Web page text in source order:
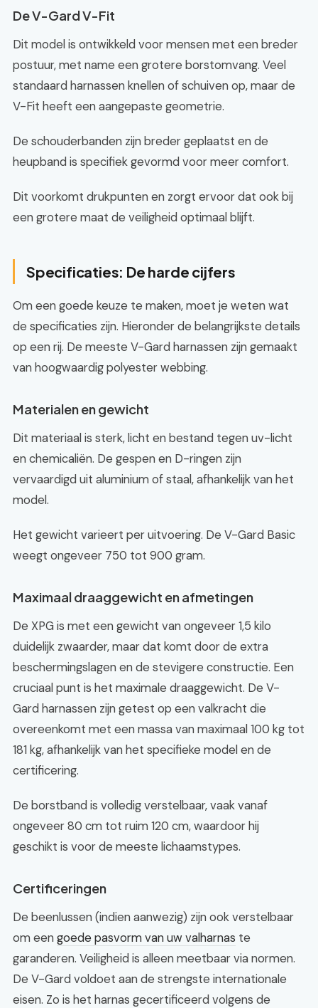
De V-Gard V-Fit
Dit model is ontwikkeld voor mensen met een breder
postuur, met name een grotere borstomvang. Veel
standaard harnassen knellen of schuiven op, maar de
V-Fit heeft een aangepaste geometrie.
De schouderbanden zijn breder geplaatst en de
heupband is specifiek gevormd voor meer comfort.
Dit voorkomt drukpunten en zorgt ervoor dat ook bij
een grotere maat de veiligheid optimaal blijft.
Specificaties: De harde cijfers
Om een goede keuze te maken, moet je weten wat
de specificaties zijn. Hieronder de belangrijkste details
op een rij. De meeste V-Gard harnassen zijn gemaakt
van hoogwaardig polyester webbing.
Materialen en gewicht
Dit materiaal is sterk, licht en bestand tegen uv-licht
en chemicaliën. De gespen en D-ringen zijn
vervaardigd uit aluminium of staal, afhankelijk van het
model.
Het gewicht varieert per uitvoering. De V-Gard Basic
weegt ongeveer 750 tot 900 gram.
Maximaal draaggewicht en afmetingen
De XPG is met een gewicht van ongeveer 1,5 kilo
duidelijk zwaarder, maar dat komt door de extra
beschermingslagen en de stevigere constructie. Een
cruciaal punt is het maximale draaggewicht. De V-
Gard harnassen zijn getest op een valkracht die
overeenkomt met een massa van maximaal 100 kg tot
181 kg, afhankelijk van het specifieke model en de
certificering.
De borstband is volledig verstelbaar, vaak vanaf
ongeveer 80 cm tot ruim 120 cm, waardoor hij
geschikt is voor de meeste lichaamstypes.
Certificeringen
De beenlussen (indien aanwezig) zijn ook verstelbaar
om eengoede pasvorm van uw valharnas te
garanderen. Veiligheid is alleen meetbaar via normen.
De V-Gard voldoet aan de strengste internationale
eisen. Zo is het harnas gecertificeerd volgens de